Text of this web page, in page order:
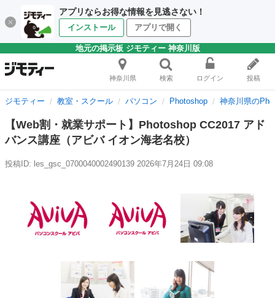
アプリならお得な情報を見逃さない！
インストール アプリで開く
地元の掲示板 ジモティー 神奈川版
神奈川県 検索 ログイン 投稿
ジモティー 教室・スクール パソコン Photoshop 神奈川県の
【Web割・就業サポート】Photoshop CC2017 アド
バンス講座（アビバ イオン海老名校）
投稿ID: les_gsc_0700040002490139 2026年7月24日 09:08